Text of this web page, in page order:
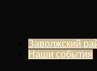
Заволжский
Наши события